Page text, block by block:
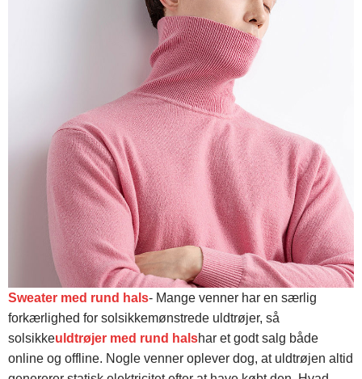
Sweater med rund hals- Mange venner har en særlig
forkærlighed for solsikkemønstrede uldtrøjer, så
solsikkeuldtrøjer med rund halshar et godt salg både
online og offline. Nogle venner oplever dog, at uldtrøjen altid